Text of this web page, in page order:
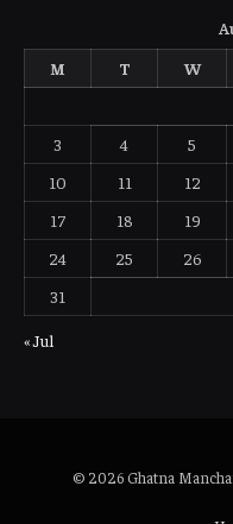
M
T W
3
4 5
10
11 12
17
18 19
24
25 26
31
« Jul
© 2026 Ghatna